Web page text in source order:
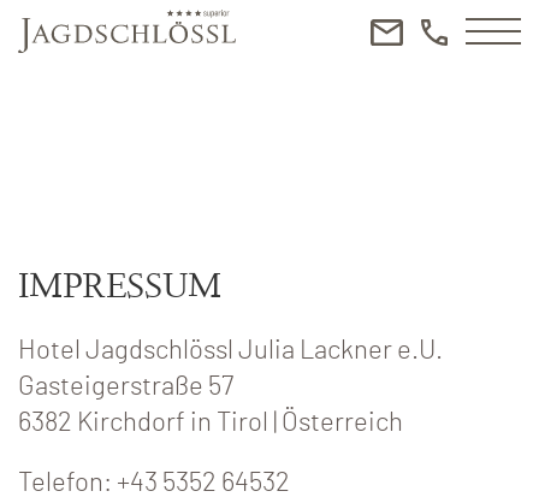
IMPRESSUM
Hotel Jagdschlössl Julia Lackner e.U.
Gasteigerstraße 57
6382 Kirchdorf in Tirol | Österreich
Telefon: +43 5352 64532